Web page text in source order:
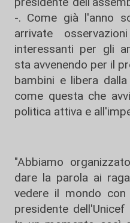
-. Come già l'anno
arrivate
interessanti per gli
sta avvenendo per il
bambini e libera
come questa che
politica attiva e
"Abbiamo
dare la parola ai
vedere il mondo
presidente